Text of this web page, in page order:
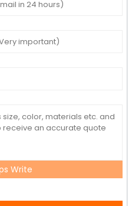
Write